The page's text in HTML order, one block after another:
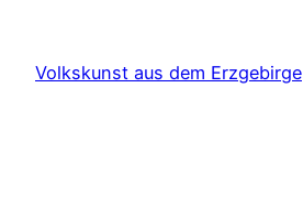
springen
Volkskunst aus dem Erzgebirge